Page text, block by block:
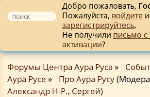
Добро пожаловать,
Пожалуйста, войдите
зарегистрируйтесь.
Не получили письмо
активации?
Форумы Центра Аура Руса »
Аура Русе » Про Аура Русу
Александр Н-Р., Сергей)